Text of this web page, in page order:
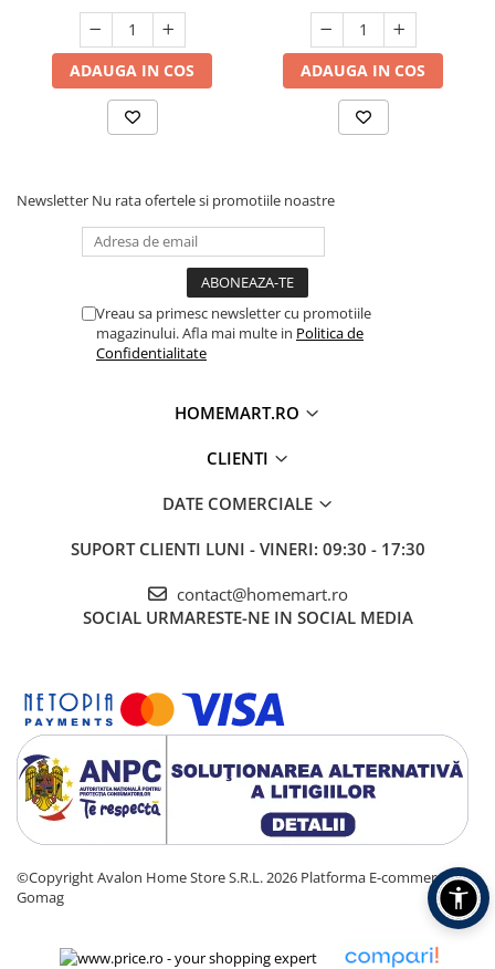
ADAUGA IN COS ADAUGA IN COS
Newsletter Nu rata ofertele si promotiile noastre
Vreau sa primesc newsletter cu promotiile
magazinului. Afla mai multe in Politica de
Confidentialitate
HOMEMART.RO
CLIENTI
DATE COMERCIALE
SUPORT CLIENTI LUNI - VINERI: 09:30 - 17:30
contact@homemart.ro
SOCIAL URMARESTE-NE IN SOCIAL MEDIA
©Copyright Avalon Home Store S.R.L. 2026 Platforma E-commerce by
Gomag